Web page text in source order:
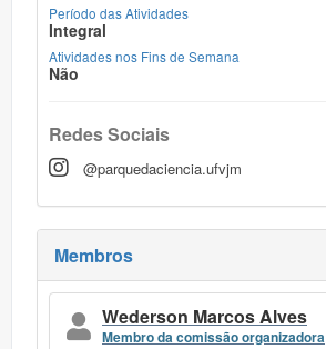
Período das Atividades
Integral
Atividades nos Fins de Semana
Não
Redes Sociais
@parquedaciencia.ufvjm
Membros
Wederson Marcos Alves
Membro da comissão organizadora